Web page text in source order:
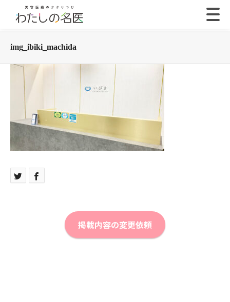
img_ibiki_machida
掲載内容の変更依頼